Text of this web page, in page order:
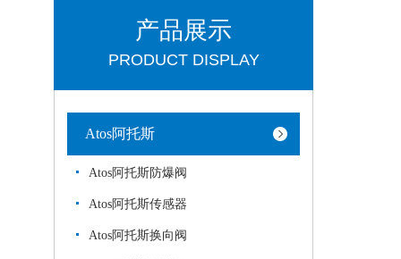
产品展示
PRODUCT DISPLAY
Atos阿托斯
Atos阿托斯防爆阀
Atos阿托斯传感器
Atos阿托斯换向阀